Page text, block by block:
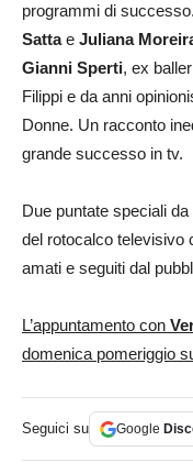
programmi di
Sattae Juliana
Gianni Sperti, ex
Filippi e da anni
Donne. Un racconto
grande successo in tv.
Due puntate speciali
del rotocalco televisivo
amati e seguiti dal
L’appuntamento con
domenica pomeriggio
Seguici su Google